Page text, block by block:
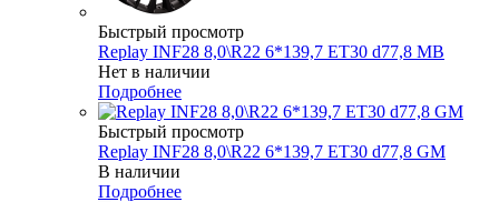
Быстрый просмотр
Replay INF28 8,0\R22 6*139,7 ET30 d77,8 MB
Нет в наличии
Подробнее
Быстрый просмотр
Replay INF28 8,0\R22 6*139,7 ET30 d77,8 GM
В наличии
Подробнее